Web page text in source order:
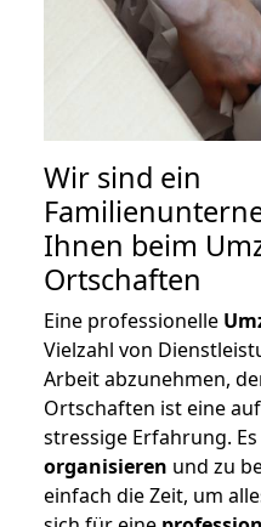
Wir sind ein
Ihnen beim
Ortschaften
Eine professionelle
Vielzahl von
Arbeit abzunehmen,
Ortschaften ist eine
stressige Erfahrung.
organisieren und zu
einfach die Zeit, um